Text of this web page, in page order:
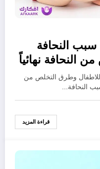
سبب النحافة
النحافة نهائياً
للاطفال وطرق التخلص من
سبب النحافة…
قراءة المزيد